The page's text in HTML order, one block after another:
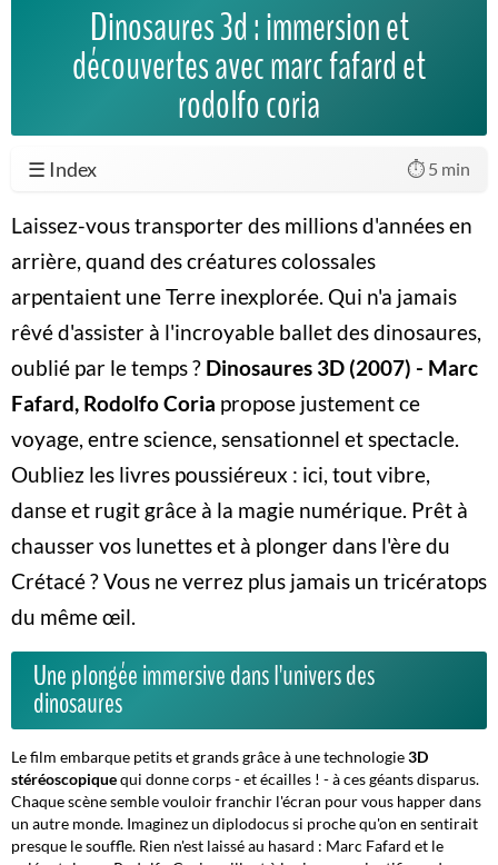
Dinosaures 3d : immersion et
découvertes avec marc fafard et
rodolfo coria
☰ Index ⏱️ 5 min
Laissez-vous transporter des millions d'années en
arrière, quand des créatures colossales
arpentaient une Terre inexplorée. Qui n'a jamais
rêvé d'assister à l'incroyable ballet des dinosaures,
oublié par le temps ? Dinosaures 3D (2007) - Marc
Fafard, Rodolfo Coria propose justement ce
voyage, entre science, sensationnel et spectacle.
Oubliez les livres poussiéreux : ici, tout vibre,
danse et rugit grâce à la magie numérique. Prêt à
chausser vos lunettes et à plonger dans l'ère du
Crétacé ? Vous ne verrez plus jamais un tricératops
du même œil.
Une plongée immersive dans l'univers des
dinosaures
Le film embarque petits et grands grâce à une technologie3D
stéréoscopiquequi donne corps - et écailles ! - à ces géants disparus.
Chaque scène semble vouloir franchir l'écran pour vous happer dans
un autre monde. Imaginez un diplodocus si proche qu'on en sentirait
presque le souffle. Rien n'est laissé au hasard : Marc Fafard et le